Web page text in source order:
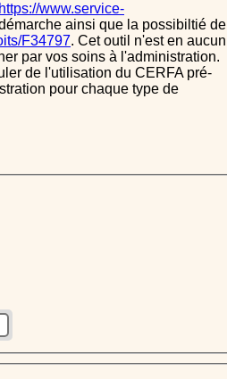
https://www.service-
ainsi que la possibiltié de
F34797. Cet outil n'est en aucun
par vos soins à l'administration.
de l'utilisation du CERFA pré-
pour chaque type de